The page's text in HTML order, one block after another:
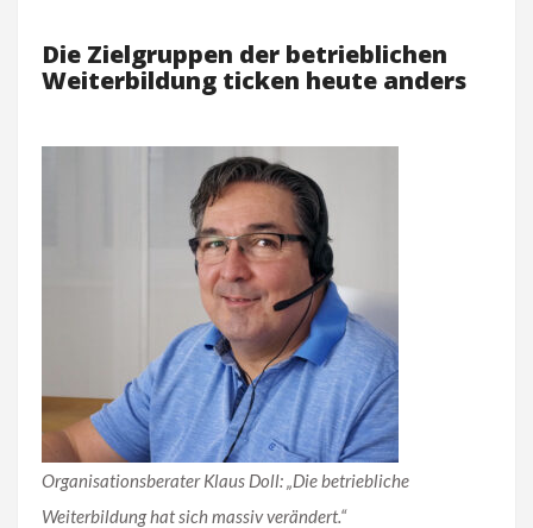
Die Zielgruppen der betrieblichen
Weiterbildung ticken heute anders
Organisationsberater Klaus Doll: „Die betriebliche
Weiterbildung hat sich massiv verändert.“